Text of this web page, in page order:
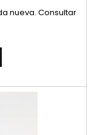
nueva. Consultar